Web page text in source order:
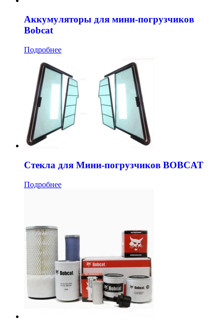
Аккумуляторы для мини-погрузчиков
Bobcat
Подробнее
Стекла для Мини-погрузчиков BOBCAT
Подробнее